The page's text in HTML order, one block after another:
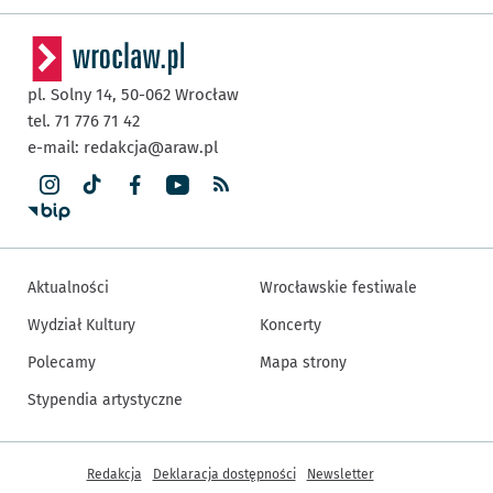
pl. Solny 14, 50-062 Wrocław
tel. 71 776 71 42
e-mail: redakcja@araw.pl
Aktualności
Wydział Kultury
Polecamy
Stypendia artystyczne
Wrocławskie festiwale
Koncerty
Mapa strony
Inne informacje
Redakcja Deklaracja dostępności Newsletter